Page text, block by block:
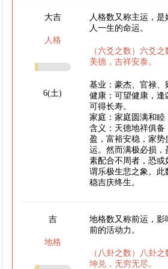
大吉
人格
6(土)
人格数又称主运，
人一生的命运。
（六爻之数）六爻
美德，吉祥安泰。
基业：豪杰、官禄、
健康：可望健康，逢
可得长寿。
家庭：家庭圆满和睦
含义：天德地祥俱
盈，富裕安稳，家势
运。然而满极必损
素配合不周者，恐
谓乐极生悲之象。
稳吉庆终生。
吉
地格
地格数又称前运，影
前的活动力。
（八卦之数）八卦
坤兑，无穷无尽。